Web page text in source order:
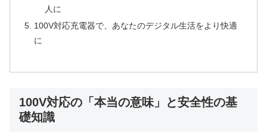
人に
100V対応充電器で、あなたのデジタル生活をより快適
に
100V対応の「本当の意味」と安全性の基
礎知識